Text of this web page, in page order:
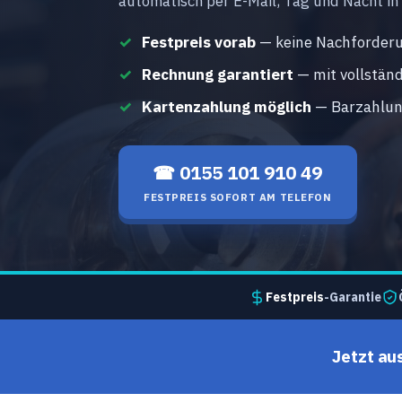
Festpreis vorab — keine
Rechnung garantiert — mit
Kartenzahlung möglich —
☎ 0155 101 910 49
FESTPREIS SOFORT AM TELEFON
Festpreis-Garantie
Jetzt